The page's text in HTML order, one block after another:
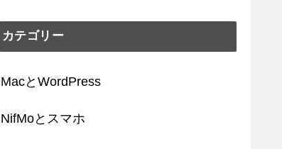
カテゴリー
MacとWordPress
NifMoとスマホ